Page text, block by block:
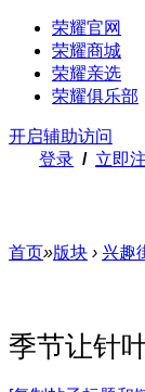
荣耀官网
荣耀商城
荣耀亲选
荣耀俱乐部
开启辅助访问
登录 / 立即
首页»版块 › 兴趣
季节让针